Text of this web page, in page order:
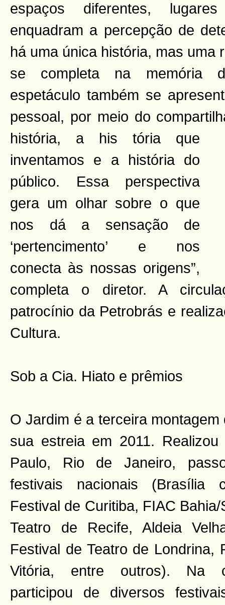
espaços diferentes,
enquadram a percepção de
há uma única história, mas uma
se completa na memória
espetáculo também se
pessoal, por meio do
história, a his tória que
inventamos e a história do
público. Essa perspectiva
gera um olhar sobre o que
nos dá a sensação de
‘pertencimento’ e nos
conecta às nossas origens”,
completa o diretor. A
patrocínio da Petrobrás e
Cultura.
Sob a Cia. Hiato e prêmios
O Jardim é a terceira
sua estreia em 2011.
Paulo, Rio de Janeiro,
festivais nacionais (Brasília
Festival de Curitiba, FIAC
Teatro de Recife, Aldeia
Festival de Teatro de Londrina,
Vitória, entre outros). Na
participou de diversos